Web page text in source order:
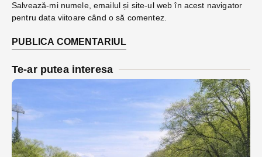
Salvează-mi numele, emailul și site-ul web în acest navigator
pentru data viitoare când o să comentez.
Te-ar putea interesa